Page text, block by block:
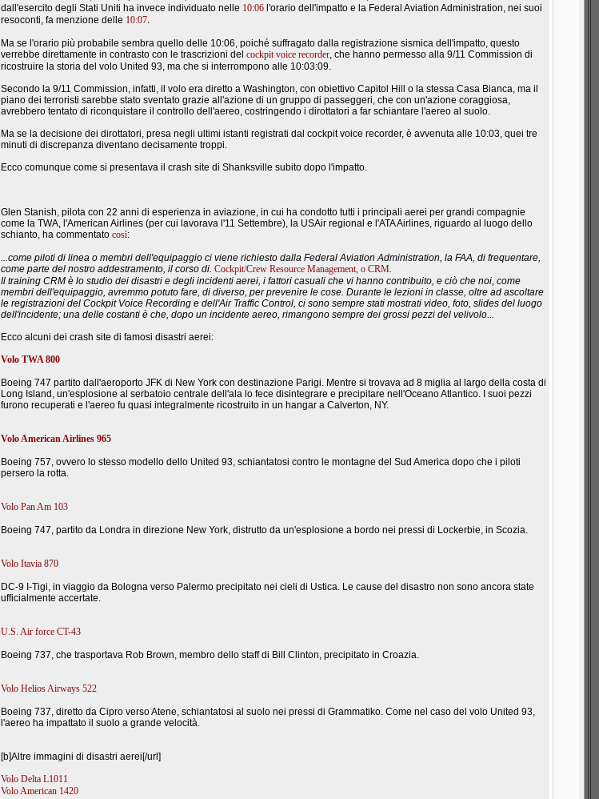
dall'esercito degli Stati Uniti ha invece individuato nelle 10:06l'orario dell'impatto e la Federal Aviation Administration, nei suoi
resoconti, fa menzione delle 10:07.
Ma se l'orario più probabile sembra quello delle 10:06, poiché suffragato dalla registrazione sismica dell'impatto, questo
verrebbe direttamente in contrasto con le trascrizioni del cockpit voice recorder, che hanno permesso alla 9/11 Commission di
ricostruire la storia del volo United 93, ma che si interrompono alle 10:03:09.
Secondo la 9/11 Commission, infatti, il volo era diretto a Washington, con obiettivo Capitol Hill o la stessa Casa Bianca, ma il
piano dei terroristi sarebbe stato sventato grazie all'azione di un gruppo di passeggeri, che con un'azione coraggiosa,
avrebbero tentato di riconquistare il controllo dell'aereo, costringendo i dirottatori a far schiantare l'aereo al suolo.
Ma se la decisione dei dirottatori, presa negli ultimi istanti registrati dal cockpit voice recorder, è avvenuta alle 10:03, quei tre
minuti di discrepanza diventano decisamente troppi.
Ecco comunque come si presentava il crash site di Shanksville subito dopo l'impatto.
Glen Stanish, pilota con 22 anni di esperienza in aviazione, in cui ha condotto tutti i principali aerei per grandi compagnie
come la TWA, l'American Airlines (per cui lavorava l'11 Settembre), la USAir regional e l'ATA Airlines, riguardo al luogo dello
schianto, ha commentato così:
...come piloti di linea o membri dell'equipaggio ci viene richiesto dalla Federal Aviation Administration, la FAA, di frequentare,
come parte del nostro addestramento, il corso di. Cockpit/Crew Resource Management, o CRM.
Il training CRM è lo studio dei disastri e degli incidenti aerei, i fattori casuali che vi hanno contribuito, e ciò che noi, come
membri dell'equipaggio, avremmo potuto fare, di diverso, per prevenire le cose. Durante le lezioni in classe, oltre ad ascoltare
le registrazioni del Cockpit Voice Recording e dell'Air Traffic Control, ci sono sempre stati mostrati video, foto, slides del luogo
dell'incidente; una delle costanti è che, dopo un incidente aereo, rimangono sempre dei grossi pezzi del velivolo...
Ecco alcuni dei crash site di famosi disastri aerei:
Volo TWA 800
Boeing 747 partito dall'aeroporto JFK di New York con destinazione Parigi. Mentre si trovava ad 8 miglia al largo della costa di
Long Island, un'esplosione al serbatoio centrale dell'ala lo fece disintegrare e precipitare nell'Oceano Atlantico. I suoi pezzi
furono recuperati e l'aereo fu quasi integralmente ricostruito in un hangar a Calverton, NY.
Volo American Airlines 965
Boeing 757, ovvero lo stesso modello dello United 93, schiantatosi contro le montagne del Sud America dopo che i piloti
persero la rotta.
Volo Pan Am 103
Boeing 747, partito da Londra in direzione New York, distrutto da un'esplosione a bordo nei pressi di Lockerbie, in Scozia.
Volo Itavia 870
DC-9 I-Tigi, in viaggio da Bologna verso Palermo precipitato nei cieli di Ustica. Le cause del disastro non sono ancora state
ufficialmente accertate.
U.S. Air force CT-43
Boeing 737, che trasportava Rob Brown, membro dello staff di Bill Clinton, precipitato in Croazia.
Volo Helios Airways 522
Boeing 737, diretto da Cipro verso Atene, schiantatosi al suolo nei pressi di Grammatiko. Come nel caso del volo United 93,
l'aereo ha impattato il suolo a grande velocità.
[b]Altre immagini di disastri aerei[/url]
Volo Delta L1011
Volo American 1420